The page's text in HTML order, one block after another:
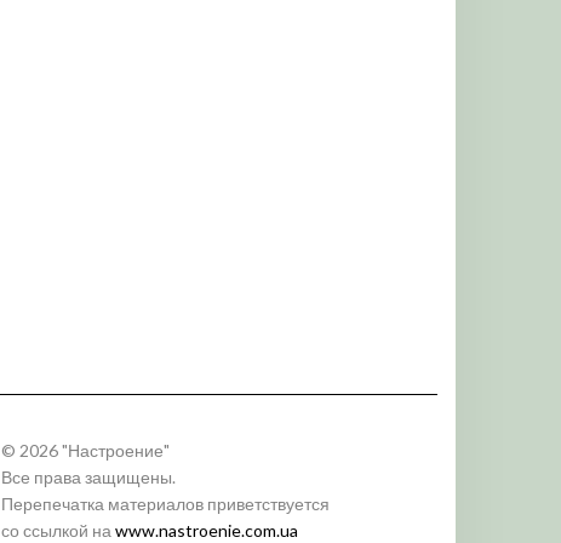
© 2026 "Настроение"
Все права защищены.
Перепечатка материалов приветствуется
со ссылкой на www.nastroenie.com.ua